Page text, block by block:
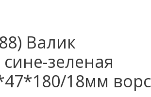
Валик
зеленая
18мм ворс